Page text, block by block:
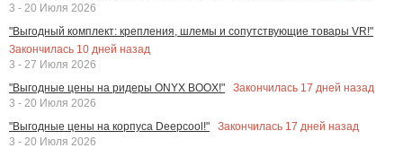
3 - 20 Июля 2026
"Выгодный комплект: крепления, шлемы и сопутствующие товары VR!"
Закончилась 10 дней назад
3 - 27 Июля 2026
"Выгодные цены на ридеры ONYX BOOX!"
Закончилась 17 дней назад
3 - 20 Июля 2026
"Выгодные цены на корпуса Deepcool!"
Закончилась 17 дней назад
3 - 20 Июля 2026